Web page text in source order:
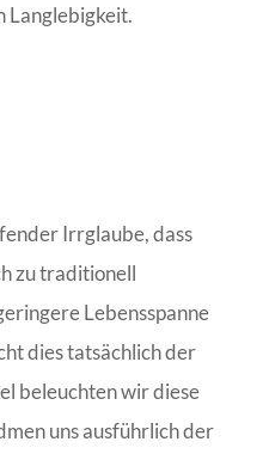
Langlebigkeit.
Irrglaube, dass
zu traditionell
Lebensspanne
dies tatsächlich der
beleuchten wir diese
uns ausführlich der